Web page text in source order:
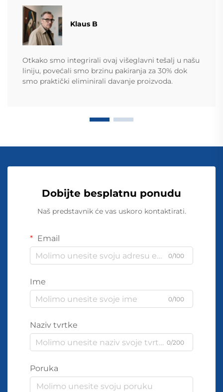
Klaus B
Otkako smo integrirali ovaj višeglavni tešalj u našu
liniju, povećali smo brzinu pakiranja za 30% dok
smo praktički eliminirali davanje proizvoda.
Dobijte besplatnu ponudu
Naš predstavnik će vas uskoro kontaktirati.
Email
0/100
Ime
0/100
Naziv tvrtke
0/200
Poruka